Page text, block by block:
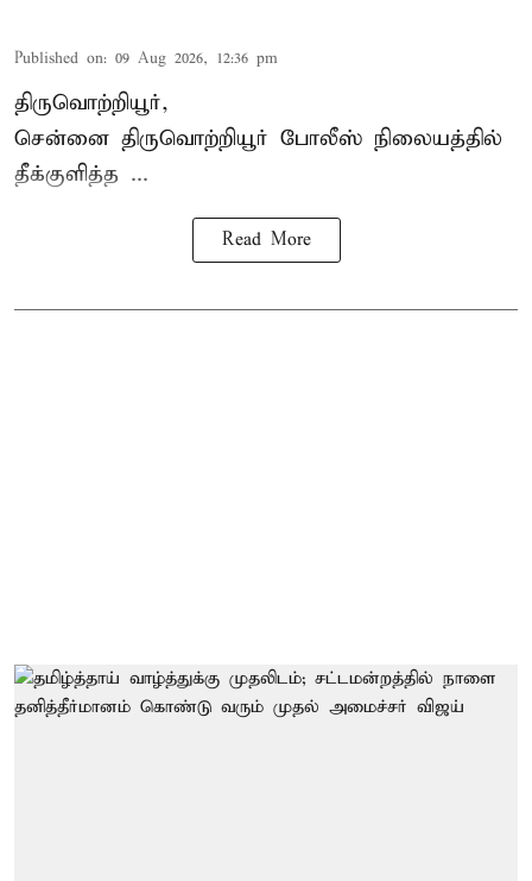
Published on: 09 Aug 2026, 12:36 pm
திருவொற்றியூர்,
சென்னை திருவொற்றியூர் போலீஸ் நிலையத்தில்
தீக்குளித்த ...
Read More